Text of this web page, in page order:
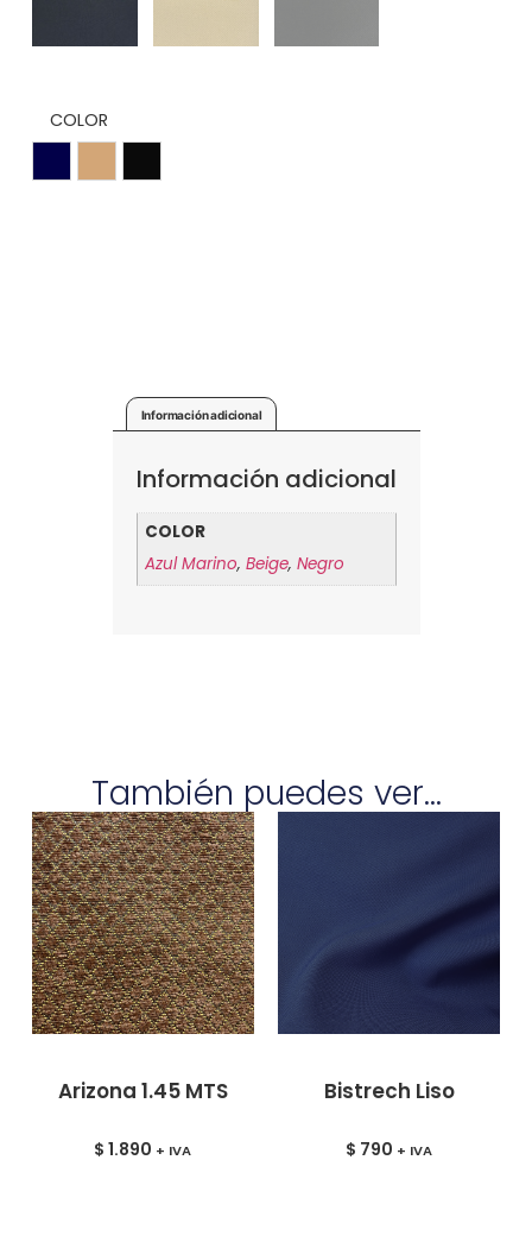
COLOR
Azul Marino
BeigeNegro
Información adicional
Información adicional
COLOR
Azul Marino,Beige,Negro
También puedes ver...
Arizona 1.45 MTS
$ 1.890 + IVA
Bistrech Liso
$ 790 + IVA